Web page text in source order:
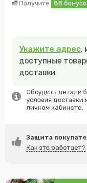
Получите 88
Укажите адрес,
доступные
доставки
Обсудить детали букета с флористом, наличие цветов и
условия доставки
личном кабинете.
Защита
Как это работает?